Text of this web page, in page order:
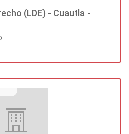
(LDE) - Cuautla -